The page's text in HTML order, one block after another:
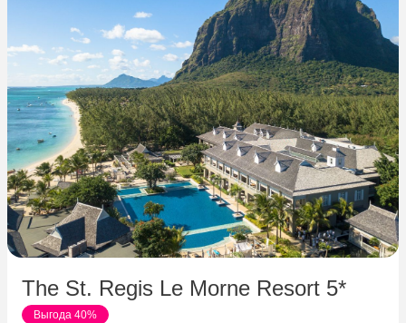
The St. Regis Le Morne Resort 5*
Выгода 40%